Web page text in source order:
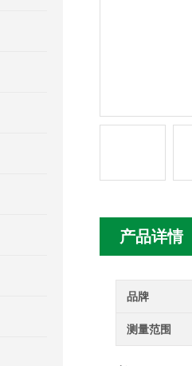
产品详情
品牌
测量范围